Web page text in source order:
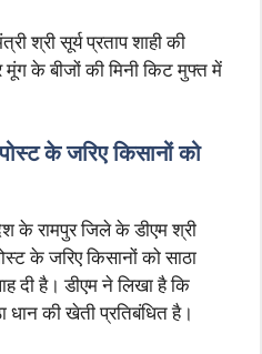
श्री सूर्य प्रताप शाही की
के बीजों की मिनी किट मुफ्त में
के जरिए किसानों को
रामपुर जिले के डीएम श्री
के जरिए किसानों को साठा
दी है। डीएम ने लिखा है कि
धान की खेती प्रतिबंधित है।